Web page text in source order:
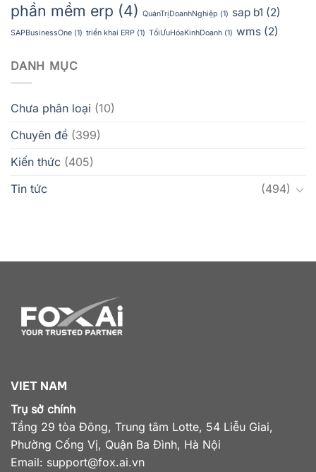
phần mềm erp (4) QuảnTrịDoanhNghiệp (1) sap b1 (2)
SAPBusinessOne (1) triển khai ERP (1) TốiƯuHóaKinhDoanh (1) wms (2)
DANH MỤC
Chưa phân loại (10)
Chuyên đề (399)
Kiến thức (405)
Tin tức
(494)
VIET NAM
Trụ sở chính
Tầng 29 tòa Đông, Trung tâm Lotte, 54 Liễu Giai,
Phường Cống Vị, Quận Ba Đình, Hà Nội
Email: support@fox.ai.vn